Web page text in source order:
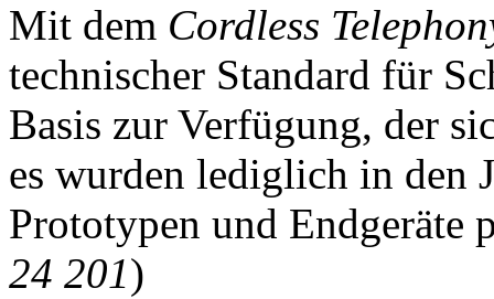
Mit dem Cordless
technischer Standard für
Basis zur Verfügung, der
es wurden lediglich in den
Prototypen und Endgeräte
24 201)